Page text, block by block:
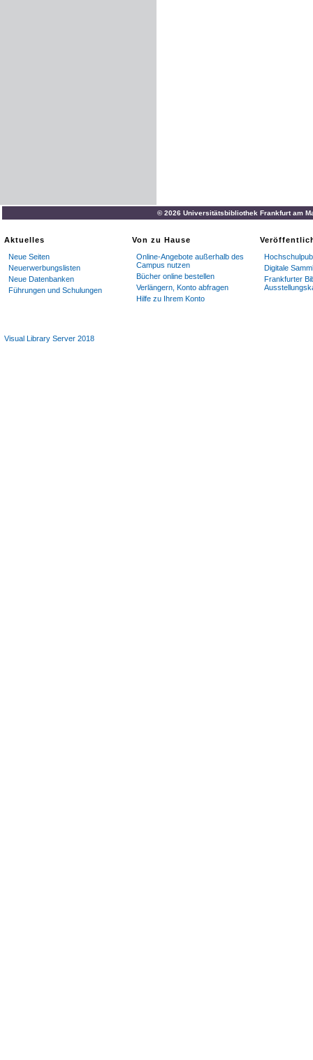
© 2026 Universitätsbibliothek Frankfurt am
Aktuelles
Neue Seiten
Neuerwerbungslisten
Neue Datenbanken
Führungen und Schulungen
Von zu Hause
Online-Angebote außerhalb des
Campus nutzen
Bücher online bestellen
Verlängern, Konto abfragen
Hilfe zu Ihrem Konto
Digitale
Frankfurter
Visual Library Server 2018